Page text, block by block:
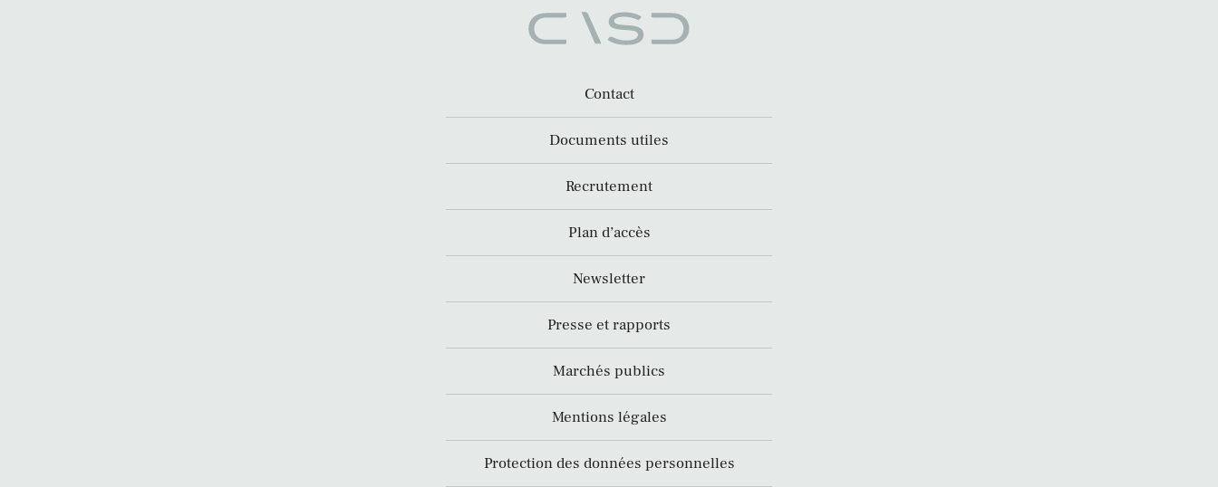
Contact
Documents utiles
Recrutement
Plan d’accès
Newsletter
Presse et rapports
Marchés publics
Mentions légales
Protection des données personnelles